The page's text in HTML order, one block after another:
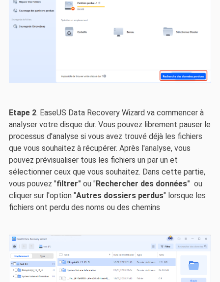
Etape 2. EaseUS Data Recovery Wizard va commencer à
analyser votre disque dur. Vous pouvez librement pauser le
processus d'analyse si vous avez trouvé déjà les fichiers
que vous souhaitez à récupérer. Après l'analyse, vous
pouvez prévisualiser tous les fichiers un par un et
sélectionner ceux que vous souhaitez. Dans cette partie,
vous pouvez "filtrer" ou "Rechercher des données" ou
cliquer sur l'option "Autres dossiers perdus" lorsque les
fichiers ont perdu des noms ou des chemins